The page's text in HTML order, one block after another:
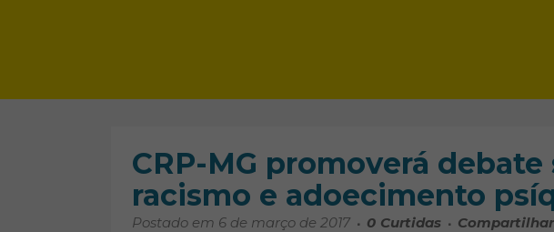
CRP-MG promoverá debate
racismo e adoecimento
Postado em 6 de março de 2017 0 Curtidas Compartilhar